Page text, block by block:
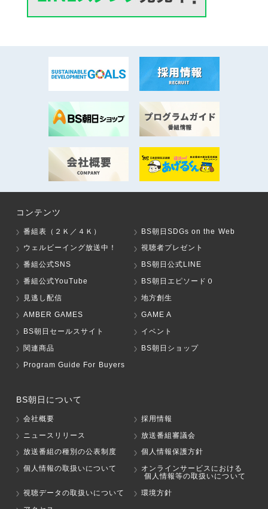
コンテンツ
番組表（２Ｋ／４Ｋ）
BS朝日SDGs on the Web
ウェルビーイング放送中！
視聴者プレゼント
番組公式SNS
BS朝日公式LINE
番組公式YouTube
BS朝日エピソード０
見逃し配信
地方創生
AMBER GAMES
GAME A
BS朝日セールスサイト
イベント
関連商品
BS朝日ショップ
Program Guide For Buyers
BS朝日について
会社概要
採用情報
ニュースリリース
放送番組審議会
放送番組の種別の公表制度
個人情報保護方針
個人情報の取扱いについて
オンラインサービスにおける
個人情報等の取扱いについて
視聴データの取扱いについて
環境方針